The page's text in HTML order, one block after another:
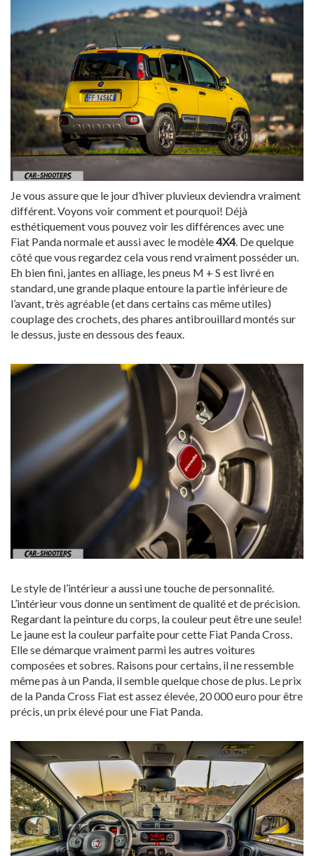
Je vous assure que le jour d’hiver pluvieux deviendra vraiment
différent. Voyons voir comment et pourquoi! Déjà
esthétiquement vous pouvez voir les différences avec une
Fiat Panda normale et aussi avec le modèle4X4. De quelque
côté que vous regardez cela vous rend vraiment posséder un.
Eh bien fini, jantes en alliage, les pneus M + S est livré en
standard, une grande plaque entoure la partie inférieure de
l’avant, très agréable (et dans certains cas même utiles)
couplage des crochets, des phares antibrouillard montés sur
le dessus, juste en dessous des feaux.
Le style de l’intérieur a aussi une touche de personnalité.
L’intérieur vous donne un sentiment de qualité et de précision.
Regardant la peinture du corps, la couleur peut être une seule!
Le jaune est la couleur parfaite pour cette Fiat Panda Cross.
Elle se démarque vraiment parmi les autres voitures
composées et sobres. Raisons pour certains, il ne ressemble
même pas à un Panda, il semble quelque chose de plus. Le prix
de la Panda Cross Fiat est assez élevée, 20 000 euro pour être
précis, un prix élevé pour une Fiat Panda.